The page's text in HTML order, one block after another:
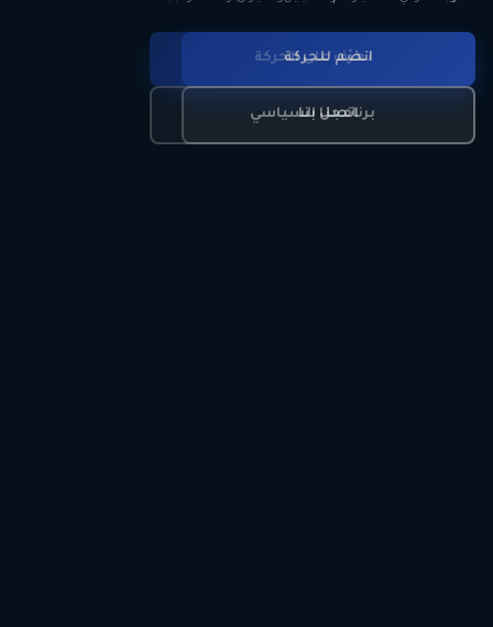
تعرّف على الحركة
برنامجنا السياسي
انضم للحركة
اتصل بنا